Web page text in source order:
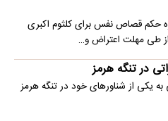
قوه قضاییه از صدور ۱۰ فقره حکم قصاص نفس برای کلثوم اکبری
طی مهلت اعتراض و…
در تنگه هرمز
یکی از شناورهای خود در تنگه هرمز